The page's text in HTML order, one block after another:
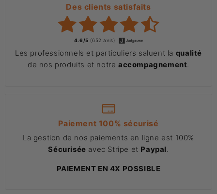
Des clients satisfaits
4.6/5 (652 avis)
Les professionnels et particuliers saluent la qualité
de nos produits et notre accompagnement.
Paiement 100% sécurisé
La gestion de nos paiements en ligne est 100%
Sécurisée avec Stripe et Paypal.
PAIEMENT EN 4X POSSIBLE